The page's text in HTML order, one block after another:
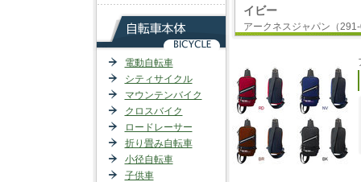
電動自転車
シティサイクル
マウンテンバイク
クロスバイク
ロードレーサー
折り畳み自転車
小径自転車
子供車
イビー
アークネスジャパン（